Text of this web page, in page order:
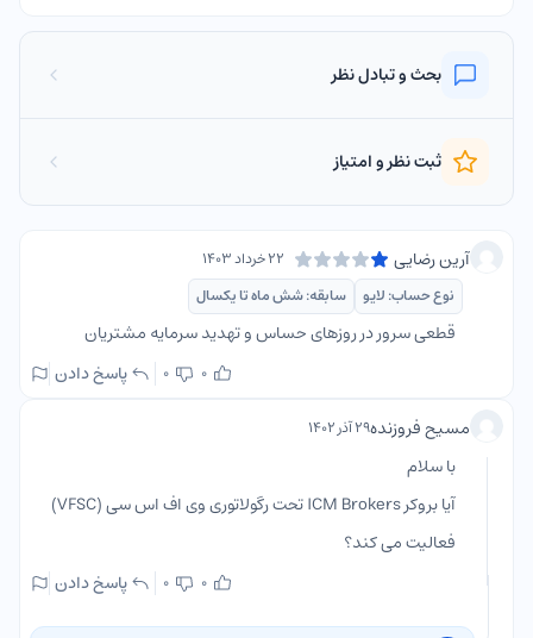
بحث و تبادل نظر
ثبت نظر و امتیاز
آرین رضایی
۲۲ خرداد ۱۴۰۳
نوع حساب: لایو
سابقه: شش ماه تا یکسال
قطعی سرور در روزهای حساس و تهدید سرمایه مشتریان
0
0
پاسخ دادن
مسیح فروزنده۲۹ آذر ۱۴۰۲
با سلام
آیا بروکر ICM Brokers تحت رگولاتوری وی اف اس سی (VFSC)
فعالیت می کند؟
0
0 پاسخ دادن